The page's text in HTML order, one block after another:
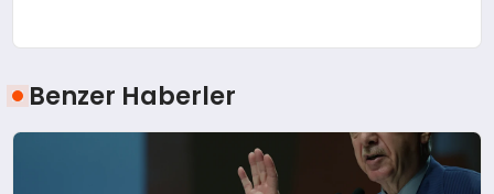
Benzer Haberler